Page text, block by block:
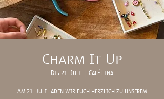
Charm It Up
Di., 21. Juli
  |
Café Lina
Am 21. Juli laden wir euch herzlich zu unserem